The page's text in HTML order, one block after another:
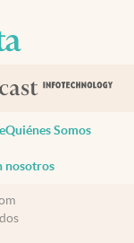
Quiénes Somos
nosotros